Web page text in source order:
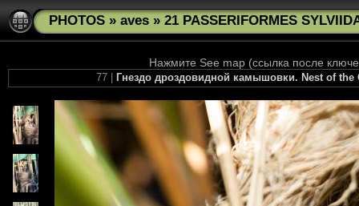
PHOTOS » aves » 21 PASSERIFORMES
Нажмите See map (ссылка после
77 | Гнездо дроздовидной камышовки. Nest of